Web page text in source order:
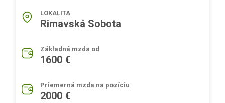
LOKALITA
Rimavská Sobota
Základná mzda od
1600 €
Priemerná mzda na pozíciu
2000 €